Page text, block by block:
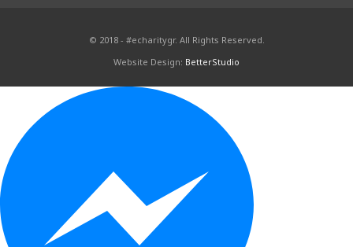
© 2018 - #echaritygr. All Rights Reserved.
Website Design: BetterStudio